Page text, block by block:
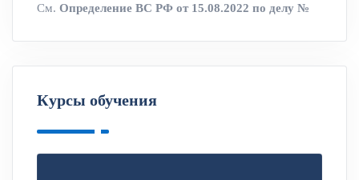
См. Определение ВС РФ от 15.08.2022 по делу №
Курсы обучения